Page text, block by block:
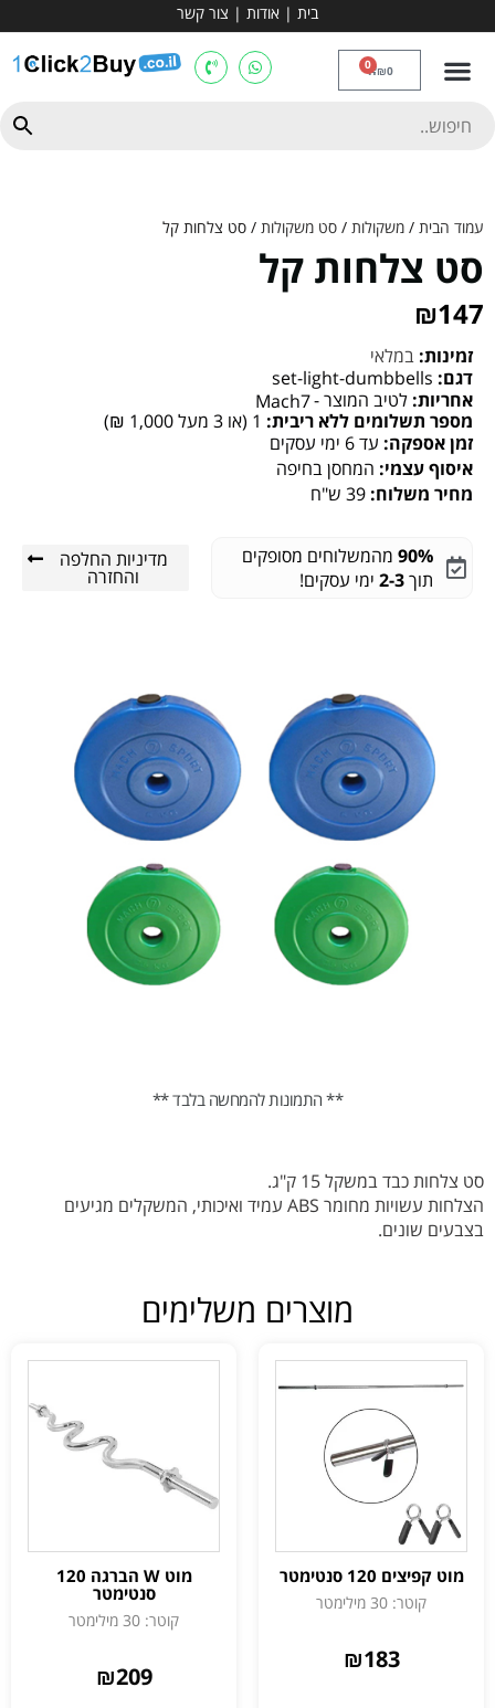
בית | אודות | צור קשר
₪0
0
עמוד הבית / משקולות / סט משקולות / סט צלחות קל
סט צלחות קל
₪147
זמינות: במלאי
דגם: set-light-dumbbells
אחריות: לטיב המוצר -Mach7
מספר תשלומים ללא ריבית: 1 (או 3 מעל 1,000 ₪)
זמן אספקה: עד 6 ימי עסקים
איסוף עצמי: המחסן בחיפה
מחיר משלוח: 39 ש"ח
90% מהמשלוחים מסופקים
תוך2-3 ימי עסקים!
מדיניות החלפה
והחזרה
** התמונות להמחשה בלבד **
סט צלחות כבד במשקל 15 ק"ג.
הצלחות עשויות מחומר ABS עמיד ואיכותי, המשקלים מגיעים
בצבעים שונים.
מוצרים משלימים
מוט קפיצים 120 סנטימטר
קוטר: 30 מילימטר
₪183
מוט W הברגה 120
סנטימטר
קוטר: 30 מילימטר
₪209